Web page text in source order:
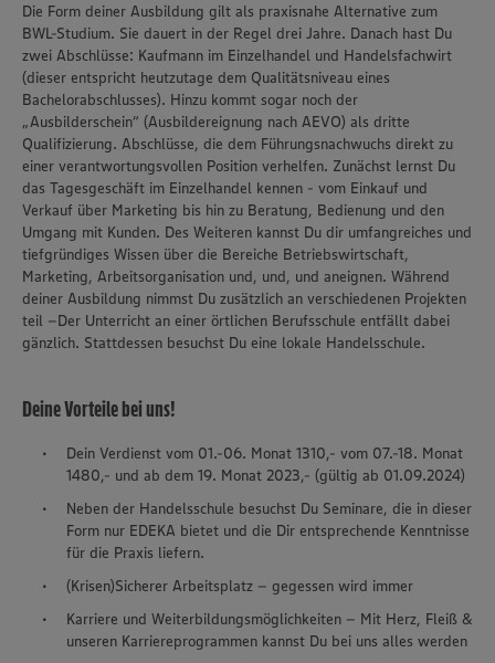
Die Form deiner Ausbildung gilt als praxisnahe Alternative zum
BWL-Studium. Sie dauert in der Regel drei Jahre. Danach hast Du
zwei Abschlüsse: Kaufmann im Einzelhandel und Handelsfachwirt
(dieser entspricht heutzutage dem Qualitätsniveau eines
Bachelorabschlusses). Hinzu kommt sogar noch der
„Ausbilderschein“ (Ausbildereignung nach AEVO) als dritte
Qualifizierung. Abschlüsse, die dem Führungsnachwuchs direkt zu
einer verantwortungsvollen Position verhelfen. Zunächst lernst Du
das Tagesgeschäft im Einzelhandel kennen - vom Einkauf und
Verkauf über Marketing bis hin zu Beratung, Bedienung und den
Umgang mit Kunden. Des Weiteren kannst Du dir umfangreiches und
tiefgründiges Wissen über die Bereiche Betriebswirtschaft,
Marketing, Arbeitsorganisation und, und, und aneignen. Während
deiner Ausbildung nimmst Du zusätzlich an verschiedenen Projekten
teil –Der Unterricht an einer örtlichen Berufsschule entfällt dabei
gänzlich. Stattdessen besuchst Du eine lokale Handelsschule.
Deine Vorteile bei uns!
Dein Verdienst vom 01.-06. Monat 1310,- vom 07.-18. Monat
1480,- und ab dem 19. Monat 2023,- (gültig ab 01.09.2024)
Neben der Handelsschule besuchst Du Seminare, die in dieser
Form nur EDEKA bietet und die Dir entsprechende Kenntnisse
für die Praxis liefern.
(Krisen)Sicherer Arbeitsplatz – gegessen wird immer
Karriere und Weiterbildungsmöglichkeiten – Mit Herz, Fleiß &
unseren Karriereprogrammen kannst Du bei uns alles werden